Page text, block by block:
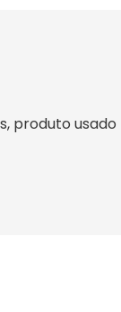
produto usado